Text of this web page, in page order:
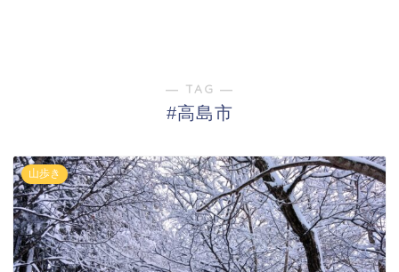
― TAG ―
#高島市
山歩き